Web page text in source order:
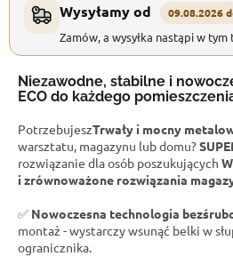
Wysyłamy od 09.08.2026
Zamów, a wysyłka nastąpi w tym
Niezawodne, stabilne i
ECO do każdego
PotrzebujeszTrwały i mocny
warsztatu, magazynu lub domu?
rozwiązanie dla osób poszukujących
i zrównoważone rozwiązania
✅ Nowoczesna technologia
montaż - wystarczy wsunąć belki w
ogranicznika.